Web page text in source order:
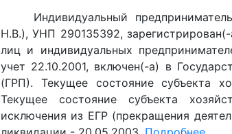
Индивидуальный
Н.В.), УНП 290135392,
лиц и индивидуальных
учет 22.10.2001, включен(-a) в
(ГРП). Текущее состояние субъекта
Текущее состояние субъекта
исключения из ЕГР (прекращения